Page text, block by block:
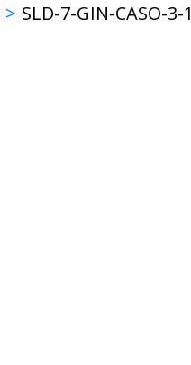
SLD-7-GIN-CASO-3-1